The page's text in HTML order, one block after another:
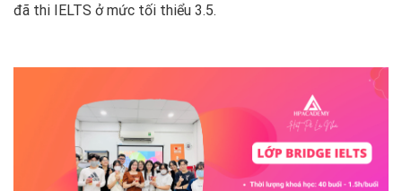
đã thi IELTS ở mức tối thiểu 3.5.